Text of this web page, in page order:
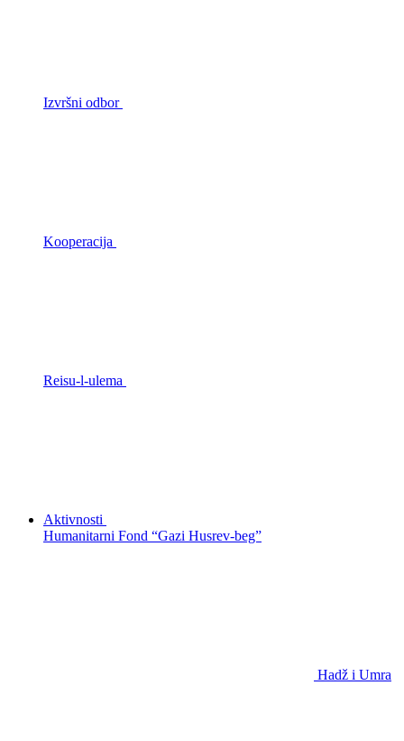
Izvršni odbor
Kooperacija
Reisu-l-ulema
Aktivnosti
Humanitarni Fond “Gazi Husrev-beg”
Hadž i Umra